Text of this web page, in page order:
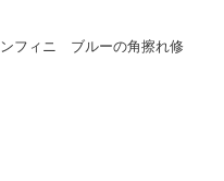
フィニ ブルーの角擦れ修